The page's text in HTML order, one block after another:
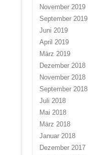
November 2019
September 2019
Juni 2019
April 2019
März 2019
Dezember 2018
November 2018
September 2018
Juli 2018
Mai 2018
März 2018
Januar 2018
Dezember 2017